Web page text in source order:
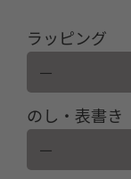
ラッピング
のし・表書き